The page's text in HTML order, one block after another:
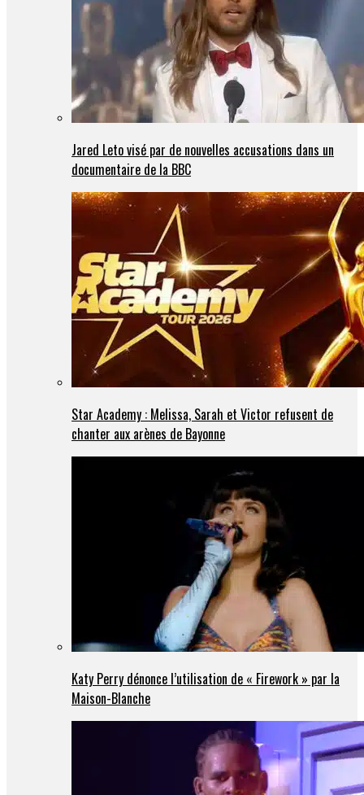
Jared Leto visé par de nouvelles accusations dans un
documentaire de la BBC
Star Academy : Melissa, Sarah et Victor refusent de
chanter aux arènes de Bayonne
Katy Perry dénonce l’utilisation de « Firework » par la
Maison-Blanche